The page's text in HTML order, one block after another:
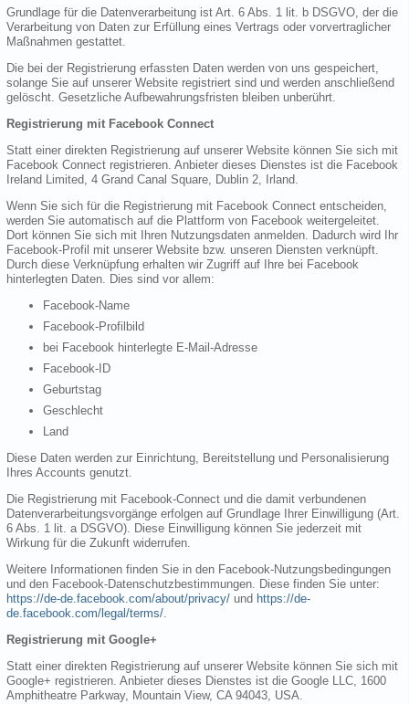
Grundlage für die Datenverarbeitung ist Art. 6 Abs. 1 lit. b DSGVO, der die
Verarbeitung von Daten zur Erfüllung eines Vertrags oder vorvertraglicher
Maßnahmen gestattet.
Die bei der Registrierung erfassten Daten werden von uns gespeichert,
solange Sie auf unserer Website registriert sind und werden anschließend
gelöscht. Gesetzliche Aufbewahrungsfristen bleiben unberührt.
Registrierung mit Facebook Connect
Statt einer direkten Registrierung auf unserer Website können Sie sich mit
Facebook Connect registrieren. Anbieter dieses Dienstes ist die Facebook
Ireland Limited, 4 Grand Canal Square, Dublin 2, Irland.
Wenn Sie sich für die Registrierung mit Facebook Connect entscheiden,
werden Sie automatisch auf die Plattform von Facebook weitergeleitet.
Dort können Sie sich mit Ihren Nutzungsdaten anmelden. Dadurch wird Ihr
Facebook-Profil mit unserer Website bzw. unseren Diensten verknüpft.
Durch diese Verknüpfung erhalten wir Zugriff auf Ihre bei Facebook
hinterlegten Daten. Dies sind vor allem:
Facebook-Name
Facebook-Profilbild
bei Facebook hinterlegte E-Mail-Adresse
Facebook-ID
Geburtstag
Geschlecht
Land
Diese Daten werden zur Einrichtung, Bereitstellung und Personalisierung
Ihres Accounts genutzt.
Die Registrierung mit Facebook-Connect und die damit verbundenen
Datenverarbeitungsvorgänge erfolgen auf Grundlage Ihrer Einwilligung (Art.
6 Abs. 1 lit. a DSGVO). Diese Einwilligung können Sie jederzeit mit
Wirkung für die Zukunft widerrufen.
Weitere Informationen finden Sie in den Facebook-Nutzungsbedingungen
und den Facebook-Datenschutzbestimmungen. Diese finden Sie unter:
https://de-de.facebook.com/about/privacy/ und https://de-
de.facebook.com/legal/terms/.
Registrierung mit Google+
Statt einer direkten Registrierung auf unserer Website können Sie sich mit
Google+ registrieren. Anbieter dieses Dienstes ist die Google LLC, 1600
Amphitheatre Parkway, Mountain View, CA 94043, USA.